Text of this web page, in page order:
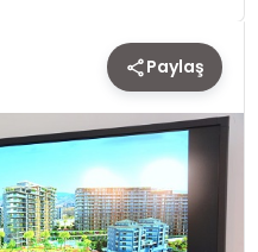
Paylaş